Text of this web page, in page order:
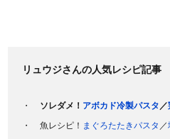
リュウジさんの人気レシピ記事
ソレダメ！ アボカド冷製パスタ ／
魚レシピ！ まぐろたたきパスタ ／